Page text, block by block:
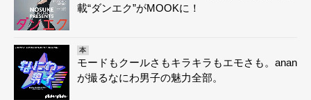
載“ダンエク”がMOOKに！
本
モードもクールさもキラキラもエモさも。anan
が撮るなにわ男子の魅力全部。